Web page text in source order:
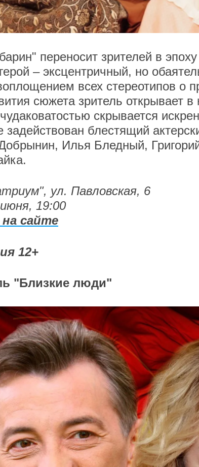
переносит зрителей в
– эксцентричный, но
всех стереотипов о
сюжета зритель открывает
скрывается
задействован блестящий
Илья Бледный,
ул. Павловская, 6
19:00
сайте
12+
"Близкие люди"